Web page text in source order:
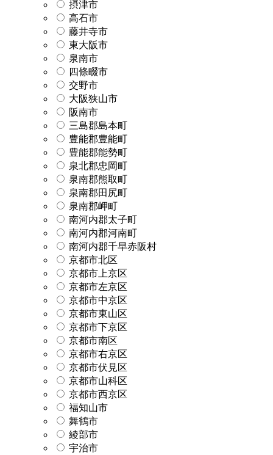
摂津市
高石市
藤井寺市
東大阪市
泉南市
四條畷市
交野市
大阪狭山市
阪南市
三島郡島本町
豊能郡豊能町
豊能郡能勢町
泉北郡忠岡町
泉南郡熊取町
泉南郡田尻町
泉南郡岬町
南河内郡太子町
南河内郡河南町
南河内郡千早赤阪村
京都市北区
京都市上京区
京都市左京区
京都市中京区
京都市東山区
京都市下京区
京都市南区
京都市右京区
京都市伏見区
京都市山科区
京都市西京区
福知山市
舞鶴市
綾部市
宇治市